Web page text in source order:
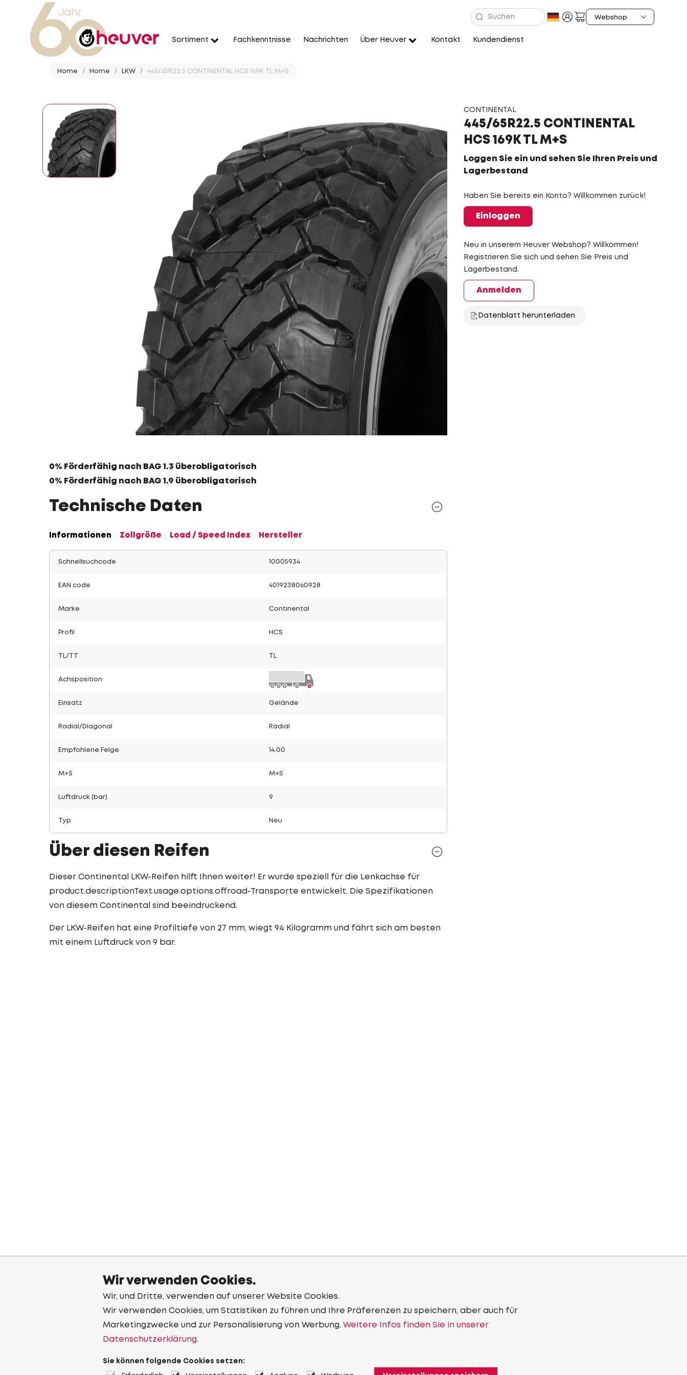
Sortiment Fachkenntnisse Nachrichten Über Heuver Kontakt Kundendienst
Home Home LKW 445/65R22.5 CONTINENTAL HCS 169K TL M+S
CONTINENTAL
445/65R22.5 CONTINENTAL
HCS 169K TL M+S
Loggen Sie ein und sehen Sie Ihren Preis und
Lagerbestand
Haben Sie bereits ein Konto? Willkommen zurück!
Einloggen
Neu in unserem Heuver Webshop? Willkommen!
Registrieren Sie sich und sehen Sie Preis und
Lagerbestand.
Anmelden
Datenblatt herunterladen
0% Förderfähig nach BAG 1.3 überobligatorisch
0% Förderfähig nach BAG 1.9 überobligatorisch
Technische Daten
Informationen Zollgröße Load / Speed Index Hersteller
Schnellsuchcode 10005934
EAN code 4019238060928
Marke Continental
Profil HCS
TL/TT
Achsposition
Einsatz Gelände
Radial/Diagonal Radial
Empfohlene Felge 14.00
M+S M+S
Luftdruck (bar) 9
Typ Neu
Über diesen Reifen
Dieser Continental LKW-Reifen hilft Ihnen weiter! Er wurde speziell für die Lenkachse für
product.descriptionText.usage.options.offroad-Transporte entwickelt. Die Spezifikationen
von diesem Continental sind beeindruckend.
Der LKW-Reifen hat eine Profiltiefe von 27 mm, wiegt 94 Kilogramm und fährt sich am besten
mit einem Luftdruck von 9 bar.
Wir verwenden Cookies.
Wir, und Dritte, verwenden auf unserer Website Cookies.
Wir verwenden Cookies, um Statistiken zu führen und Ihre Präferenzen zu speichern, aber auch für
Marketingzwecke und zur Personalisierung von Werbung. Weitere Infos finden Sie in unserer
Datenschutzerklärung.
Sie können folgende Cookies setzen: